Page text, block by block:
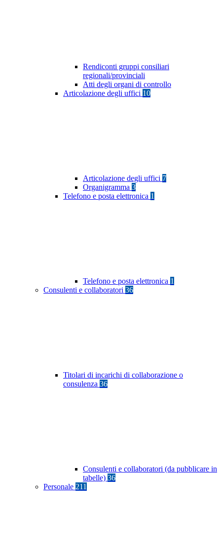
Rendiconti gruppi consiliari
regionali/provinciali
Atti degli organi di controllo
Articolazione degli uffici 10
Articolazione degli uffici 7
Organigramma 3
Telefono e posta elettronica 1
Telefono e posta elettronica 1
Consulenti e collaboratori 36
Titolari di incarichi di collaborazione o
consulenza 36
Consulenti e collaboratori (da pubblicare in
tabelle) 36
Personale 211